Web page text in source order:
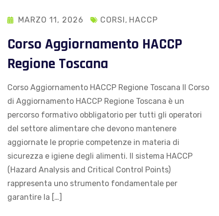
MARZO 11, 2026 CORSI , HACCP
Corso Aggiornamento HACCP
Regione Toscana
Corso Aggiornamento HACCP Regione Toscana Il Corso
di Aggiornamento HACCP Regione Toscana è un
percorso formativo obbligatorio per tutti gli operatori
del settore alimentare che devono mantenere
aggiornate le proprie competenze in materia di
sicurezza e igiene degli alimenti. Il sistema HACCP
(Hazard Analysis and Critical Control Points)
rappresenta uno strumento fondamentale per
garantire la […]